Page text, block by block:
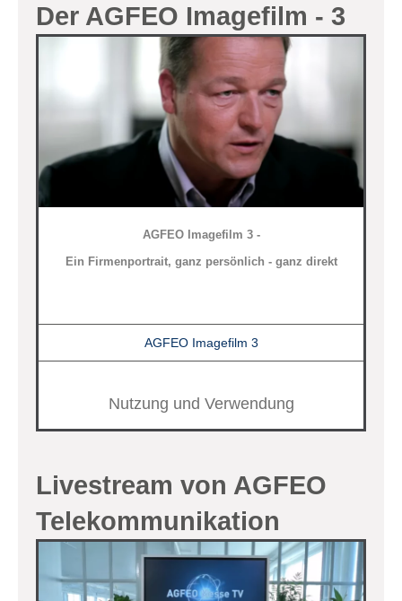
Der AGFEO Imagefilm - 3
AGFEO Imagefilm 3 -
Ein Firmenportrait, ganz persönlich - ganz direkt
AGFEO Imagefilm 3
Nutzung und Verwendung
Livestream von AGFEO
Telekommunikation